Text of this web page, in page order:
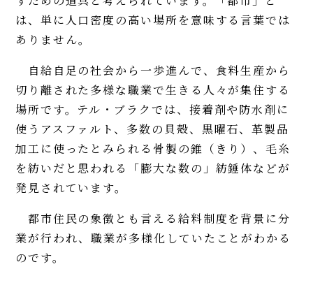
は、単に人口密度の高い場所を意味する言葉では
ありません。
自給自足の社会から一歩進んで、食料生産から
切り離された多様な職業で生きる人々が集住する
場所です。テル・ブラクでは、接着剤や防水剤に
使うアスファルト、多数の貝殻、黒曜石、革製品
加工に使ったとみられる骨製の錐（きり）、毛糸
を紡いだと思われる「膨大な数の」紡錘体などが
発見されています。
都市住民の象徴とも言える給料制度を背景に分
業が行われ、職業が多様化していたことがわかる
のです。